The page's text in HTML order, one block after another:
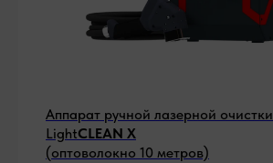
Аппарат ручной лазерной очистки
LightCLEAN Х
(оптоволокно 10 метров)